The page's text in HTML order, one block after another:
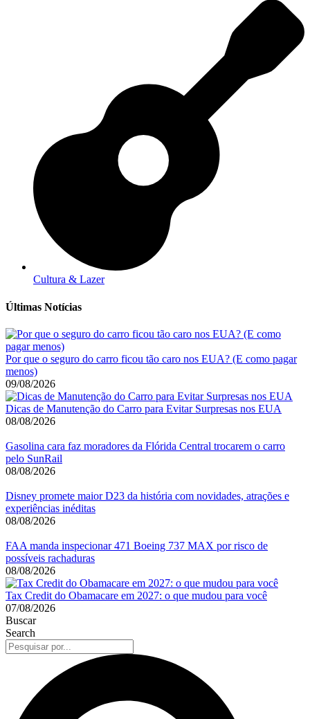
Cultura & Lazer
Últimas Notícias
Por que o seguro do carro ficou tão caro nos EUA? (E como pagar
menos)
09/08/2026
Dicas de Manutenção do Carro para Evitar Surpresas nos EUA
08/08/2026
Gasolina cara faz moradores da Flórida Central trocarem o carro
pelo SunRail
08/08/2026
Disney promete maior D23 da história com novidades, atrações e
experiências inéditas
08/08/2026
FAA manda inspecionar 471 Boeing 737 MAX por risco de
possíveis rachaduras
08/08/2026
Tax Credit do Obamacare em 2027: o que mudou para você
07/08/2026
Buscar
Search